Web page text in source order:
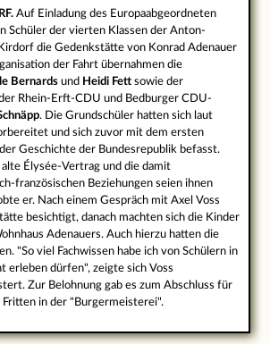
Auf Einladung des Europaabgeordneten
Schüler der vierten Klassen der Anton-
die Gedenkstätte von Konrad Adenauer
der Fahrt übernahmen die
Bernards und Heidi Fett sowie der
Rhein-Erft-CDU und Bedburger CDU-
. Die Grundschüler hatten sich laut
und sich zuvor mit dem ersten
Geschichte der Bundesrepublik befasst.
Élysée-Vertrag und die damit
französischen Beziehungen seien ihnen
er. Nach einem Gespräch mit Axel Voss
besichtigt, danach machten sich die Kinder
Adenauers. Auch hierzu hatten die
"So viel Fachwissen habe ich von Schülern in
erleben dürfen", zeigte sich Voss
Zur Belohnung gab es zum Abschluss für
Fritten in der "Burgermeisterei".